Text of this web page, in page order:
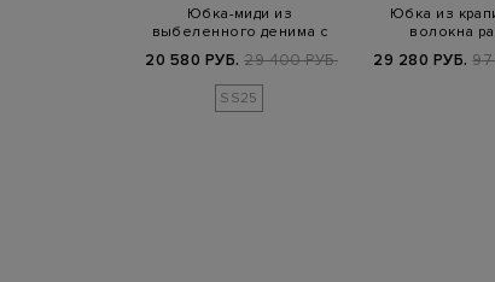
Юбка-миди из
выбеленного денима с
20 580 РУБ. 29 400 РУБ.
SS25
Юбка из
волокна
29 280 РУБ.